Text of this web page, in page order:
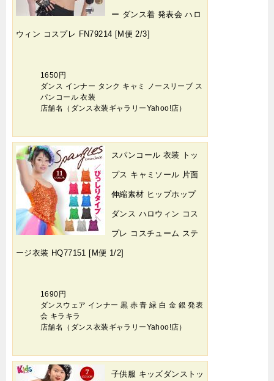
ー ダンス着 発表会 ハロ
ウィン コスプレ FN79214 [M便 2/3]
1650円
ダンス インナー タンク キャミ ノースリーブ ス
パンコール 衣装
店舗名（ダンス衣装ギャラリーYahoo!店）
スパンコール 衣装 トッ
プス キャミソール 片面
伸縮素材 ヒップホップ
ダンス ハロウィン コス
プレ コスチューム ステ
ージ衣装 HQ77151 [M便 1/2]
1690円
ダンスウェア インナー 黒 赤 青 緑 白 金 銀 発表
会 キラキラ
店舗名（ダンス衣装ギャラリーYahoo!店）
子供服 キッズダンストッ